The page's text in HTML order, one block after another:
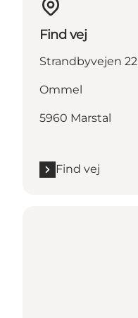
Find vej
Strandbyvejen 22
Ommel
5960 Marstal
Find vej